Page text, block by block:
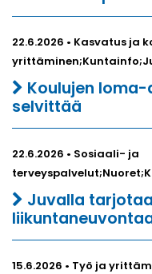
22.6.2026 • Kasvatus ja
Koulujen
selvittää
22.6.2026 • Sosiaali- ja
Juvalla
15.6.2026 • Työ ja